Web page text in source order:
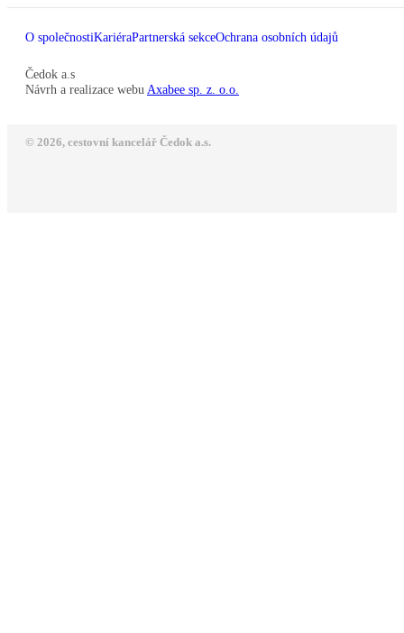
O společnostiKariéraPartnerská sekceOchrana osobních údajů
Čedok a.s
Návrh a realizace webu Axabee sp. z. o.o.
© 2026, cestovní kancelář Čedok a.s.